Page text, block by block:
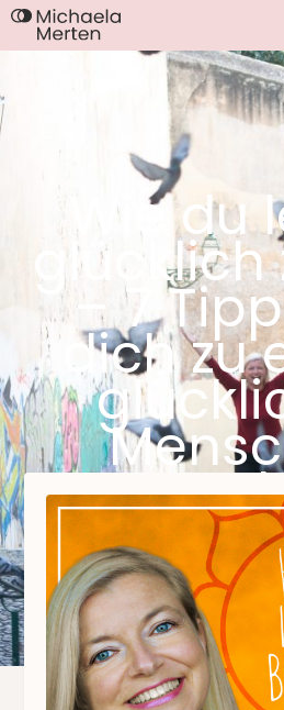
Wie du
glücklich
– 7
dich zu